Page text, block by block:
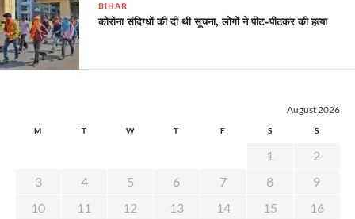
BIHAR
कोरोना संदिग्धों की दी थी सूचना, लोगों ने पीट-पीटकर की हत्या
August 2026
M T W T F S S
1
2
3
4 5 6 7 8
9
10
11 12 13 14 15
16